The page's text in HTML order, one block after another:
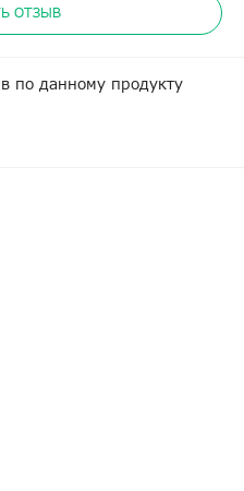
ОТЗЫВ
по данному продукту